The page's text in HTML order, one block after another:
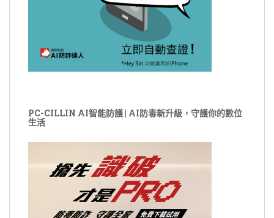
PC-CILLIN AI智能防護 | AI防毒新升級，守護你的數位
生活